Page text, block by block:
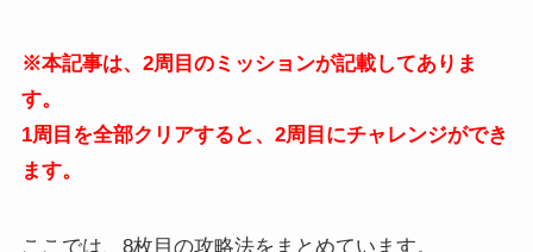
※本記事は、2周目のミッションが記載してありま
す。
1周目を全部クリアすると、2周目にチャレンジができ
ます。
ここでは、8枚目の攻略法をまとめています。